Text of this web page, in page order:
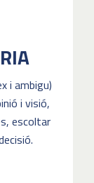
i ambigu)
i visió,
escoltar